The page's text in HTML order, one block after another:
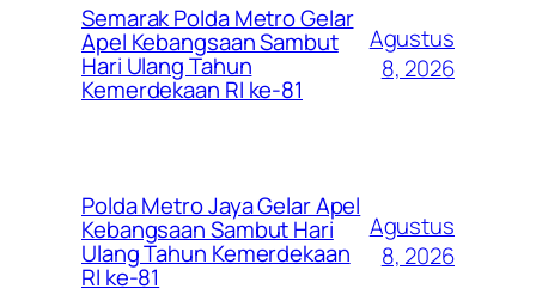
Semarak Polda Metro Gelar
Apel Kebangsaan Sambut
Hari Ulang Tahun
Kemerdekaan RI ke-81
Agustus
8, 2026
Polda Metro Jaya Gelar Apel
Kebangsaan Sambut Hari
Ulang Tahun Kemerdekaan
RI ke-81
Agustus
8, 2026